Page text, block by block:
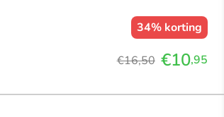
34% korting
€16,50 €10,95